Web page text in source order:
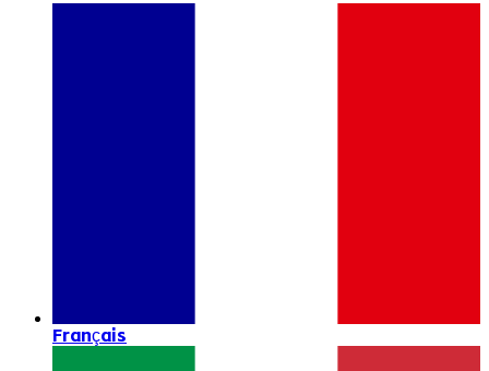
Français